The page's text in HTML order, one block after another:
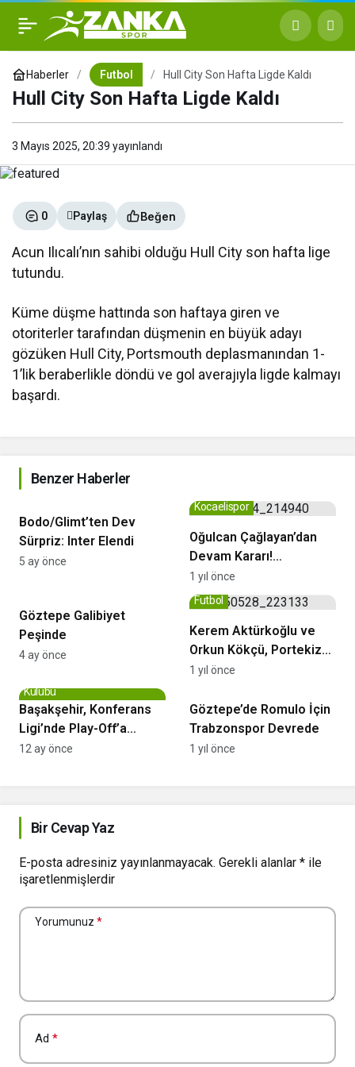
Haberler Futbol Hull City Son Hafta Ligde Kaldı
Hull City Son Hafta Ligde Kaldı
3 Mayıs 2025, 20:39 yayınlandı
0 Paylaş Beğen
Acun Ilıcalı’nın sahibi olduğu Hull City son hafta lige
tutundu.
Küme düşme hattında son haftaya giren ve
otoriterler tarafından düşmenin en büyük adayı
gözüken Hull City, Portsmouth deplasmanından 1-
1’lik beraberlikle döndü ve gol averajıyla ligde kalmayı
başardı.
Hull City Son Hafta Ligde
Kaldı
0 Paylaş
Benzer Haberler
Bodo/Glimt’ten Dev
Sürpriz: Inter Elendi
5 ay önce
Oğulcan Çağlayan’dan
Devam Kararı!
Kocaelispor’da Kalıyor
Kocaelispor
1 yıl önce
Göztepe Galibiyet
Peşinde
4 ay önce
Kerem Aktürkoğlu ve
Orkun Kökçü, Portekiz
Ligi’nin En İyi 11’inde!
Futbol
1 yıl önce
Başakşehir, Konferans
Ligi’nde Play-Off’a
Yükseldi
Kulübü
12 ay önce
Göztepe’de Romulo İçin
Trabzonspor Devrede
Futbol
1 yıl önce
Bir Cevap Yaz
E-posta adresiniz yayınlanmayacak. Gerekli alanlar * ile
işaretlenmişlerdir
Yorumunuz *
Ad *